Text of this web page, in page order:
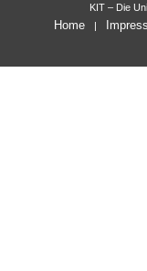
KIT – Die
Home